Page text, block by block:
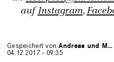
aufInstagram,
Gespeichert vonAndreas und
04.12.2017 - 09:35